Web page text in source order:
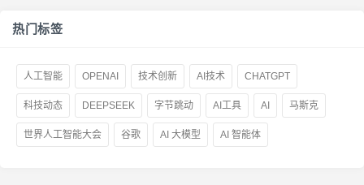
热门标签
人工智能 OPENAI 技术创新 AI技术 CHATGPT
科技动态 DEEPSEEK 字节跳动 AI工具 AI 马斯克
世界人工智能大会 谷歌 AI 大模型 AI 智能体